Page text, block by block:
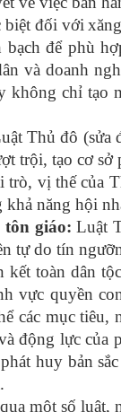
biệt đối với
bạch để phù
và doanh
không chỉ tạo
Thủ đô (sửa
trội, tạo cơ
trò, vị thế của
khả năng hội
tôn giáo: Luật
tự do tín
kết toàn dân
vực quyền
các mục
động lực của
huy bản
một số luật,